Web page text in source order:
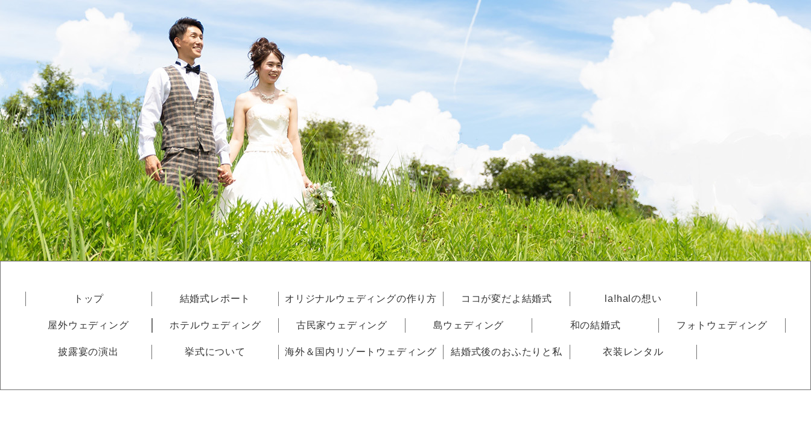
トップ 結婚式レポート オリジナルウェディングの作り方 ココが変だよ結婚式 la!halの想い
屋外ウェディング ホテルウェディング 古民家ウェディング 島ウェディング 和の結婚式 フォトウェディング
披露宴の演出 挙式について 海外＆国内リゾートウェディング 結婚式後のおふたりと私 衣装レンタル